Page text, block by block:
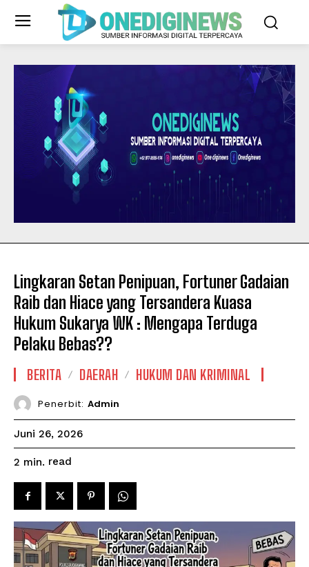
Lingkaran Setan Penipuan, Fortuner Gadaian
Raib dan Hiace yang Tersandera Kuasa
Hukum Sukarya WK : Mengapa Terduga
Pelaku Bebas??
BERITA DAERAH HUKUM DAN KRIMINAL
Penerbit: Admin
Juni 26, 2026
2 min. read